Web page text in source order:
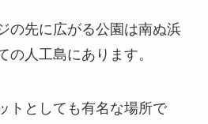
の先に広がる公園は南ぬ浜
の人工島にあります。
トとしても有名な場所で